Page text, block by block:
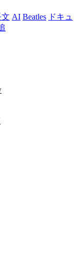
AI Beatles ドキュ